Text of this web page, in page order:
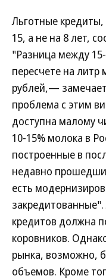
Льготные
15, а не на 8 лет,
"Разница между
пересчете на литр
рублей,—
проблема с этим
доступна малому
10-15% молока в
построенные в
недавно
есть
кредитов должна
коровников.
рынка, возможно,
объемов. Кроме